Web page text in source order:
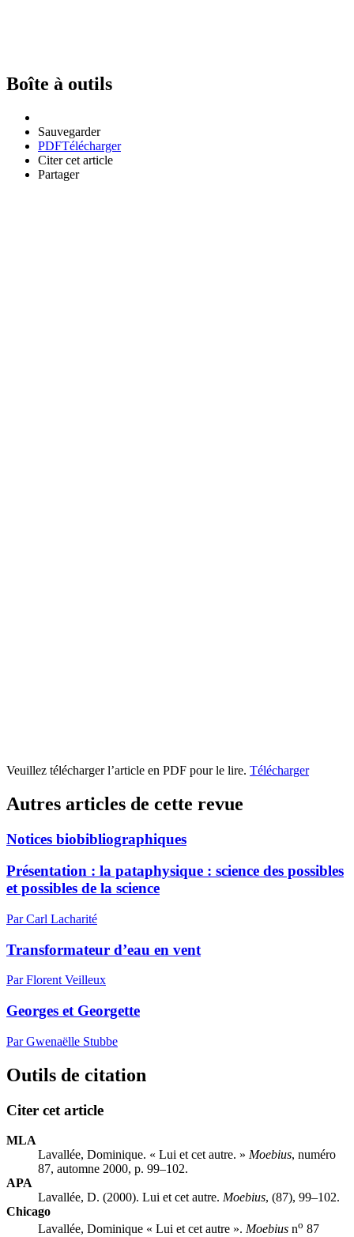
Boîte à outils
Sauvegarder
PDFTélécharger
Citer cet article
Partager
Veuillez télécharger l’article en PDF pour le lire. Télécharger
Autres articles de cette revue
Notices biobibliographiques
Présentation : la pataphysique : science des possibles
et possibles de la science
Par Carl Lacharité
Transformateur d’eau en vent
Par Florent Veilleux
Georges et Georgette
Par Gwenaëlle Stubbe
Outils de citation
Citer cet article
MLA
Lavallée, Dominique. « Lui et cet autre. » Moebius, numéro
87, automne 2000, p. 99–102.
APA
Lavallée, D. (2000). Lui et cet autre. Moebius, (87), 99–102.
Chicago
Lavallée, Dominique « Lui et cet autre ». Moebius no 87